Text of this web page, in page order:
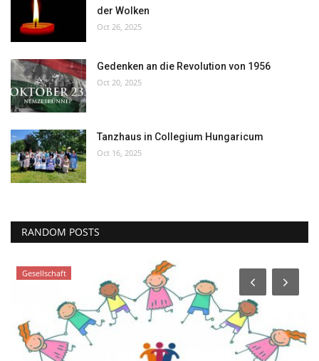
der Wolken
Oct 26, 2025
Gedenken an die Revolution von 1956
Oct 20, 2025
Tanzhaus in Collegium Hungaricum
Oct 16, 2025
RANDOM POSTS
Gesellschaft